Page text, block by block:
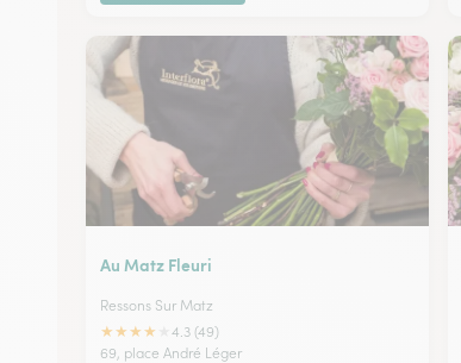
Au Matz Fleuri
Ressons Sur Matz
★★★★
4.3 (49)
69, place André Léger